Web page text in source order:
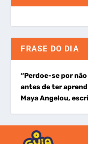
FRASE DO DIA
“Perdoe-se por
antes de ter
Maya Angelou,